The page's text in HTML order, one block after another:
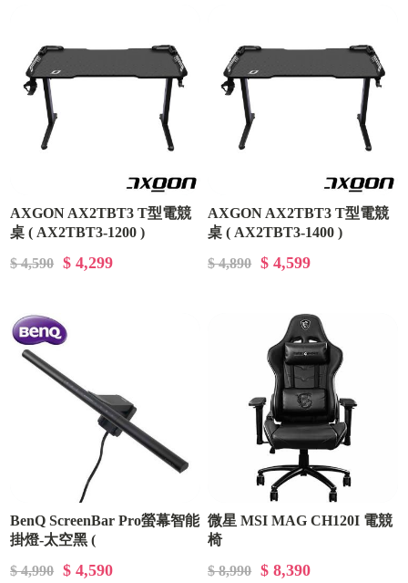
AXGON AX2TBT3 T型電競
桌 ( AX2TBT3-1200 )
$ 4,590
$ 4,299
AXGON AX2TBT3 T型電競
桌 ( AX2TBT3-1400 )
$ 4,890
$ 4,599
BenQ ScreenBar Pro螢幕智能
掛燈-太空黑 (
$ 4,990
$ 4,590
微星 MSI MAG CH120I 電競
椅
$ 8,990
$ 8,390